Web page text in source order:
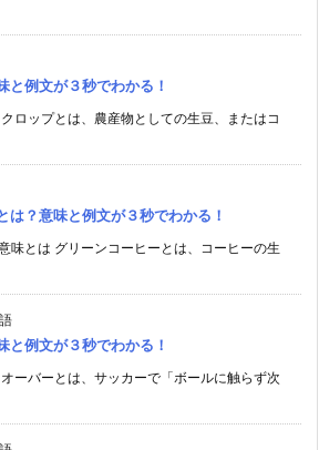
と例文が３秒でわかる！
ロップとは、農産物としての生豆、またはコ
は？意味と例文が３秒でわかる！
味とは グリーンコーヒーとは、コーヒーの生
と例文が３秒でわかる！
オーバーとは、サッカーで「ボールに触らず次